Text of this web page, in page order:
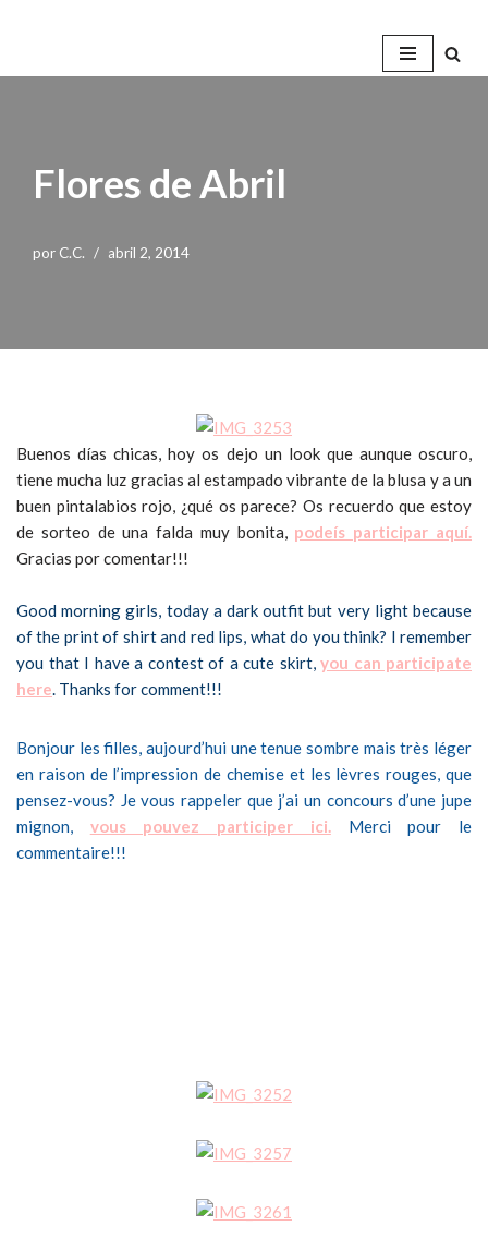
Flores de Abril
por C.C. abril 2, 2014
Buenos días chicas, hoy os dejo un look que aunque oscuro,
tiene mucha luz gracias al estampado vibrante de la blusa y a un
buen pintalabios rojo, ¿qué os parece? Os recuerdo que estoy
de sorteo de una falda muy bonita, podeís participar aquí.
Gracias por comentar!!!
Good morning girls, today a dark outfit but very light because
of the print of shirt and red lips, what do you think? I remember
you that I have a contest of a cute skirt, you can participate
here. Thanks for comment!!!
Bonjour les filles, aujourd’hui une tenue sombre mais très léger
en raison de l’impression de chemise et les lèvres rouges, que
pensez-vous? Je vous rappeler que j’ai un concours d’une jupe
mignon, vous pouvez participer ici.Merci pour le
commentaire!!!